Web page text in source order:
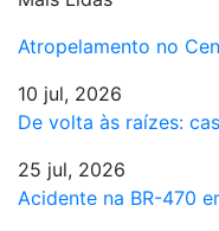
Atropelamento no
10 jul, 2026
De volta às raízes:
25 jul, 2026
Acidente na BR-470